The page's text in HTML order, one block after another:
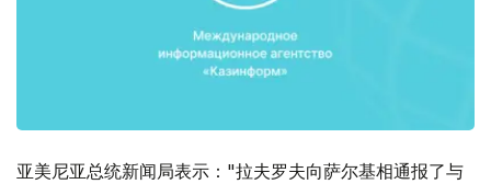
亚美尼亚总统新闻局表示："拉夫罗夫向萨尔基相通报了与